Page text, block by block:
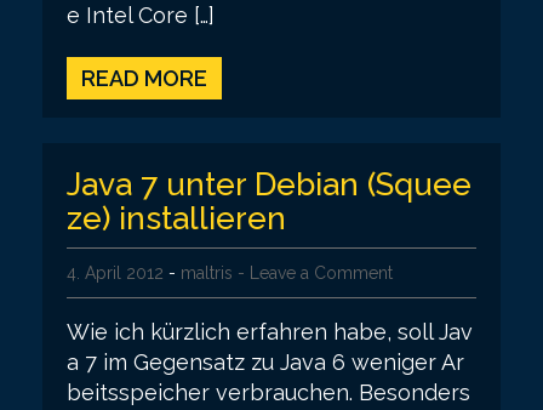
e Intel Core […]
READ MORE
Java 7 unter Debian (Squee
ze) installieren
4. April 2012 - maltris - Leave a Comment
Wie ich kürzlich erfahren habe, soll Jav
a 7 im Gegensatz zu Java 6 weniger Ar
beitsspeicher verbrauchen. Besonders